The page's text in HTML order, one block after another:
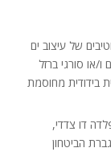
של עיצוב ים
ו/או סורגי ברזל
בידודית מחוסמת
דו צדדי,
הביטחון